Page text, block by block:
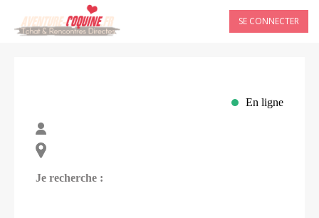
SE CONNECTER
En ligne
Je recherche :